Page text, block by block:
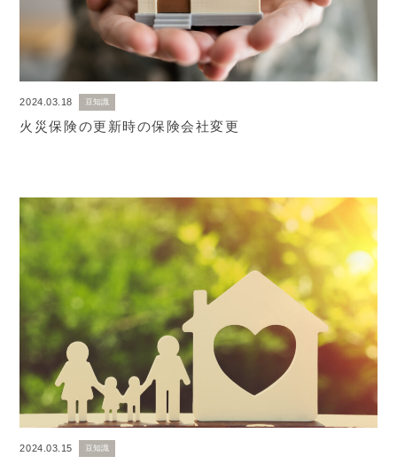
2024.03.18 豆知識
火災保険の更新時の保険会社変更
2024.03.15 豆知識